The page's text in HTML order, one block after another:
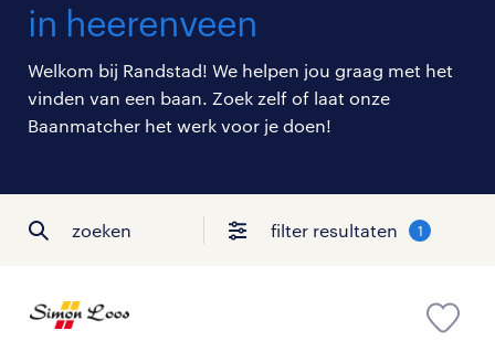
mijn carrière
over randstad
in heerenveen
Welkom bij Randstad! We helpen jou graag met het
vinden van een baan. Zoek zelf of laat onze
Baanmatcher het werk voor je doen!
zoeken filter resultaten 1